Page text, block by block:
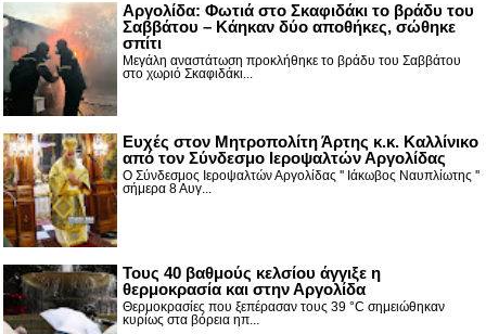
Αργολίδα: Φωτιά στο Σκαφιδάκι το βράδυ του
Σαββάτου – Κάηκαν δύο αποθήκες, σώθηκε
σπίτι
Μεγάλη αναστάτωση προκλήθηκε το βράδυ του Σαββάτου
στο χωριό Σκαφιδάκι...
Ευχές στον Μητροπολίτη Άρτης κ.κ. Καλλίνικο
από τον Σύνδεσμο Ιεροψαλτών Αργολίδας
Ο Σύνδεσμος Ιεροψαλτών Αργολίδας '' Ιάκωβος Ναυπλίωτης ''
σήμερα 8 Αυγ...
Τους 40 βαθμούς κελσίου άγγιξε η
θερμοκρασία και στην Αργολίδα
Θερμοκρασίες που ξεπέρασαν τους 39 °C σημειώθηκαν
κυρίως στα βόρεια ηπ...